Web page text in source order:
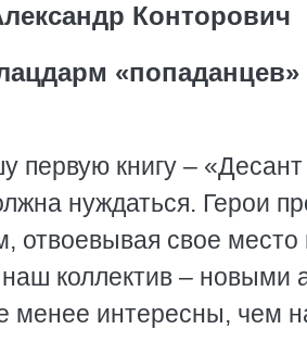
Конторович
«попаданцев»
первую книгу – «Десант
нуждаться. Герои
отвоевывая свое
коллектив – новыми
менее интересны, чем